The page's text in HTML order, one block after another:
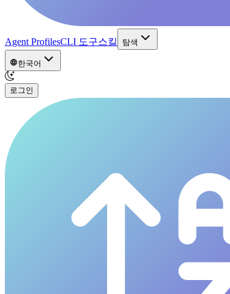
Agent ProfilesCLI 도구스킬 탐색
한국어
로그인